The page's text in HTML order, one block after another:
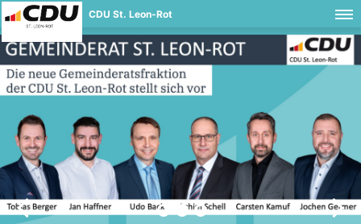
CDU St. Leon-Rot